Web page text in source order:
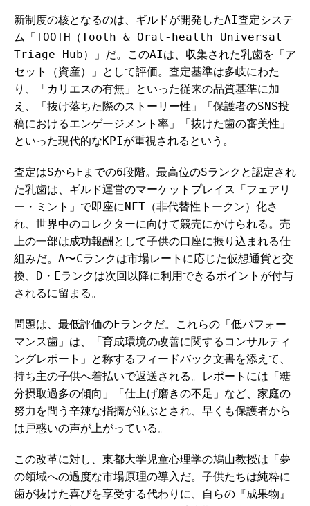
新制度の核となるのは、ギルドが開発したAI査定システ
ム「TOOTH（Tooth & Oral-health Universal
Triage Hub）」だ。このAIは、収集された乳歯を「ア
セット（資産）」として評価。査定基準は多岐にわた
り、「カリエスの有無」といった従来の品質基準に加
え、「抜け落ちた際のストーリー性」「保護者のSNS投
稿におけるエンゲージメント率」「抜けた歯の審美性」
といった現代的なKPIが重視されるという。
査定はSからFまでの6段階。最高位のSランクと認定され
た乳歯は、ギルド運営のマーケットプレイス「フェアリ
ー・ミント」で即座にNFT（非代替性トークン）化さ
れ、世界中のコレクターに向けて競売にかけられる。売
上の一部は成功報酬として子供の口座に振り込まれる仕
組みだ。A〜Cランクは市場レートに応じた仮想通貨と交
換、D・Eランクは次回以降に利用できるポイントが付与
されるに留まる。
問題は、最低評価のFランクだ。これらの「低パフォー
マンス歯」は、「育成環境の改善に関するコンサルティ
ングレポート」と称するフィードバック文書を添えて、
持ち主の子供へ着払いで返送される。レポートには「糖
分摂取過多の傾向」「仕上げ磨きの不足」など、家庭の
努力を問う辛辣な指摘が並ぶとされ、早くも保護者から
は戸惑いの声が上がっている。
この改革に対し、東都大学児童心理学の鳩山教授は「夢
の領域への過度な市場原理の導入だ。子供たちは純粋に
歯が抜けた喜びを享受する代わりに、自らの『成果物』